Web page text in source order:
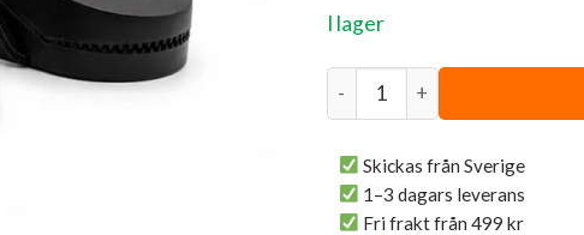
I lager
Musfälla 2-pack mängd
Skickas från Sverige
1–3 dagars leverans
Fri frakt från 499 kr